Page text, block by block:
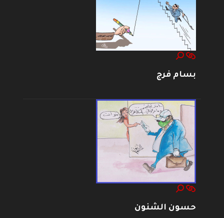
بسام فرج
حسون الشنون